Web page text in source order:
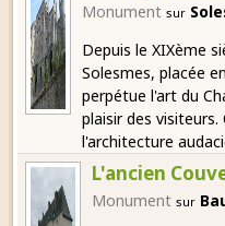
Monument sur
Depuis le XIXème
Solesmes, placée
perpétue l'art du
plaisir des
l'architecture
L'ancien
Monument sur